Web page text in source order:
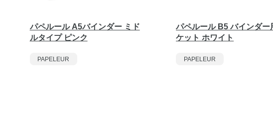
パペルール A5バインダー ミド
ルタイプ ピンク
PAPELEUR
パペルール B5 バインダー
ケット ホワイト
PAPELEUR